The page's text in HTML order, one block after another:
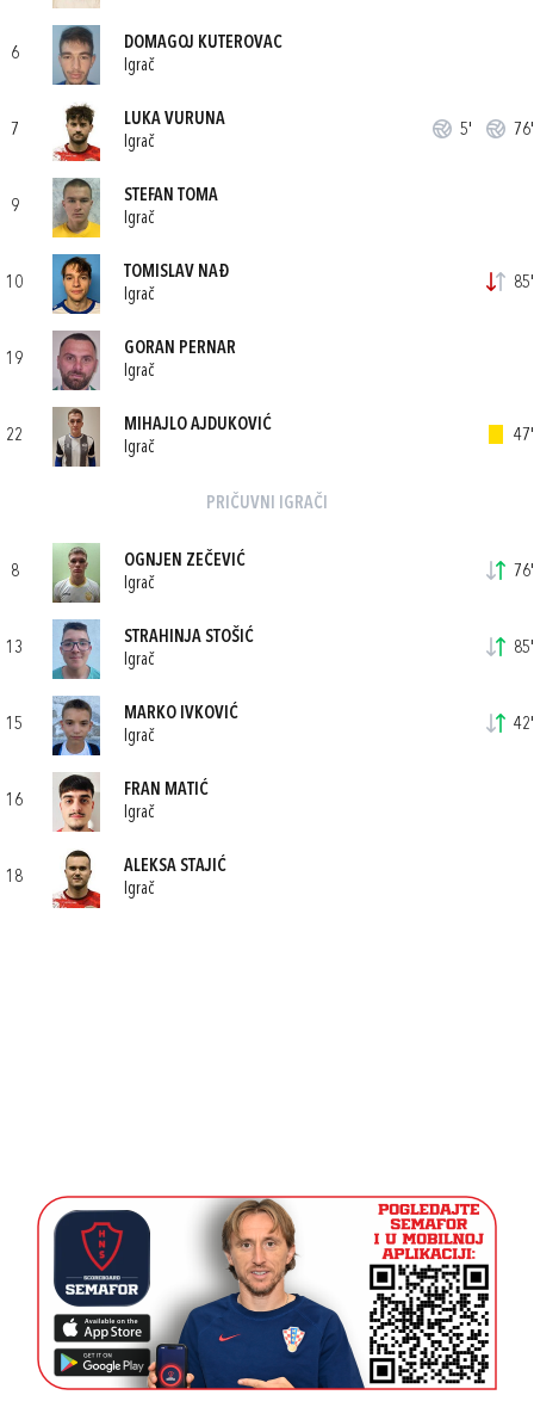
6
DOMAGOJ KUTEROVAC
Igrač
7
LUKA VURUNA
Igrač
5' 76'
9
STEFAN TOMA
Igrač
10
TOMISLAV NAĐ
Igrač
85'
19
GORAN PERNAR
Igrač
22
MIHAJLO AJDUKOVIĆ
Igrač
47'
PRIČUVNI IGRAČI
8
OGNJEN ZEČEVIĆ
Igrač
76'
13
STRAHINJA STOŠIĆ
Igrač
85'
15
MARKO IVKOVIĆ
Igrač
42'
16
FRAN MATIĆ
Igrač
18
ALEKSA STAJIĆ
Igrač